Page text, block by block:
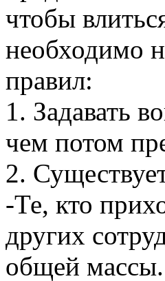
чтобы
необходимо
правил:
1. Задавать
чем потом
2.
-Те, кто
других
общей массы.